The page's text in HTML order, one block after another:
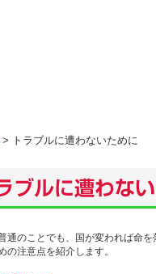
> トラブルに遭わないために
通のことでも、国が変われば命
の注意点を紹介します。